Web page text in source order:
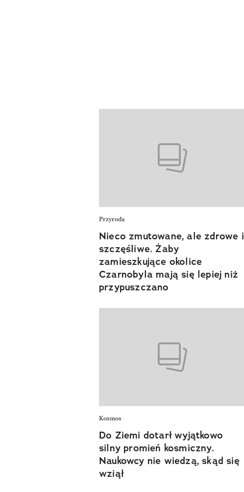
Przyroda
Nieco zmutowane, ale zdrowe i
szczęśliwe. Żaby
zamieszkujące okolice
Czarnobyla mają się lepiej niż
przypuszczano
Kosmos
Do Ziemi dotarł wyjątkowo
silny promień kosmiczny.
Naukowcy nie wiedzą, skąd się
wziął